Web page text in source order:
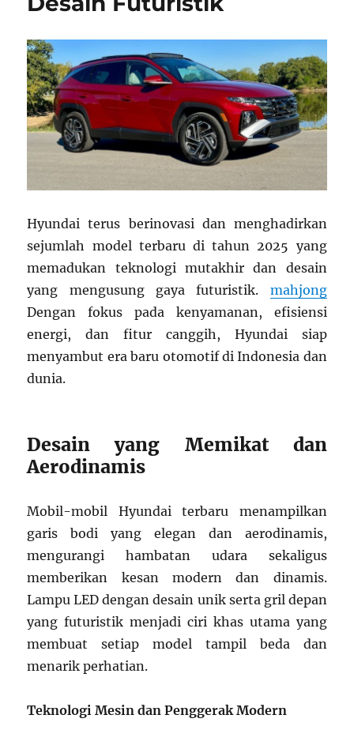
Hyundai terus berinovasi dan menghadirkan
sejumlah model terbaru di tahun 2025 yang
memadukan teknologi mutakhir dan desain
yang mengusung gaya futuristik. mahjong
Dengan fokus pada kenyamanan, efisiensi
energi, dan fitur canggih, Hyundai siap
menyambut era baru otomotif di Indonesia dan
dunia.
Desain yang Memikat dan
Aerodinamis
Mobil-mobil Hyundai terbaru menampilkan
garis bodi yang elegan dan aerodinamis,
mengurangi hambatan udara sekaligus
memberikan kesan modern dan dinamis.
Lampu LED dengan desain unik serta gril depan
yang futuristik menjadi ciri khas utama yang
membuat setiap model tampil beda dan
menarik perhatian.
Teknologi Mesin dan Penggerak Modern